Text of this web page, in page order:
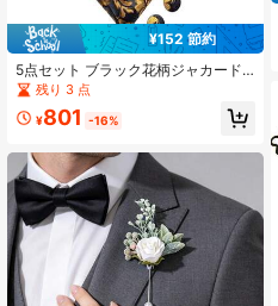
¥152 節約
5点セット ブラック花柄ジャカード
メンズアクセサリーセット、蝶ネク
タイ ポケットチーフ カフスボタン
リング ブートニエール、ランダムな
式用
残り 3 点
¥801 -16%